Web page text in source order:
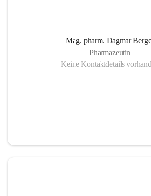
Mag. pharm. Dagmar
Pharmazeutin
Keine Kontaktdetails